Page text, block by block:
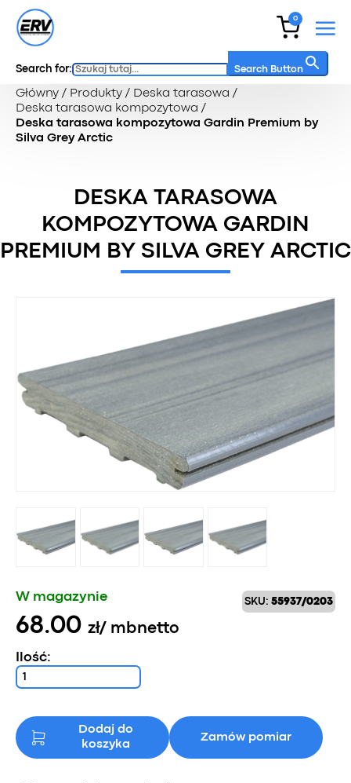
0
Search for: Search Button
Główny / Produkty / Deska tarasowa /
Deska tarasowa kompozytowa /
Deska tarasowa kompozytowa Gardin Premium by
Silva Grey Arctic
DESKA TARASOWA
KOMPOZYTOWA GARDIN
PREMIUM BY SILVA GREY ARCTIC
SKU: 55937/0203
W magazynie
68.00 zł/ mbnetto
Ilość:
Dodaj do
koszyka
Zamów pomiar